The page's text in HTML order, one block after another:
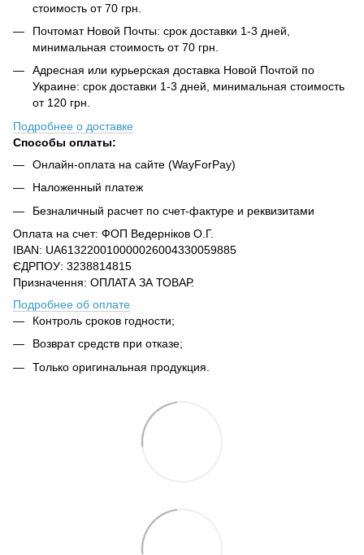
стоимость от 70 грн.
Почтомат Новой Почты: срок доставки 1-3 дней,
минимальная стоимость от 70 грн.
Адресная или курьерская доставка Новой Почтой по
Украине: срок доставки 1-3 дней, минимальная стоимость
от 120 грн.
Подробнее о доставке
Способы оплаты:
Онлайн-оплата на сайте (WayForPay)
Наложенный платеж
Безналичный расчет по счет-фактуре и реквизитами
Оплата на счет: ФОП Ведерніков О.Г.
IBAN: UA613220010000026004330059885
ЄДРПОУ: 3238814815
Призначення: ОПЛАТА ЗА ТОВАР.
Подробнее об оплате
Контроль сроков годности;
Возврат средств при отказе;
Только оригинальная продукция.